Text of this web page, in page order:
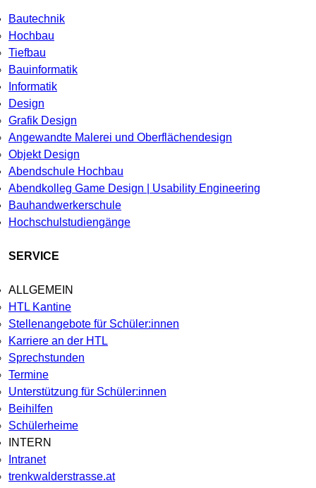
Bautechnik
Hochbau
Tiefbau
Bauinformatik
Informatik
Design
Grafik Design
Angewandte Malerei und Oberflächendesign
Objekt Design
Abendschule Hochbau
Abendkolleg Game Design | Usability Engineering
Bauhandwerkerschule
Hochschulstudiengänge
SERVICE
ALLGEMEIN
HTL Kantine
Stellenangebote für Schüler:innen
Karriere an der HTL
Sprechstunden
Termine
Unterstützung für Schüler:innen
Beihilfen
Schülerheime
INTERN
Intranet
trenkwalderstrasse.at